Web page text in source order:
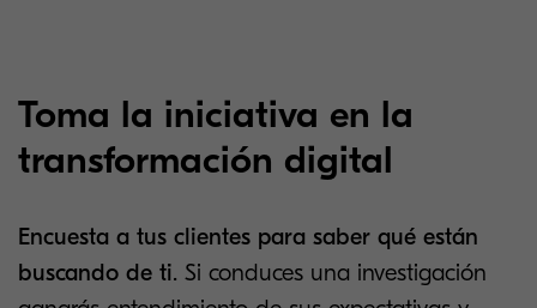
Toma la iniciativa en la
transformación digital
Encuesta a tus clientes para saber qué están
buscando de ti. Si conduces una investigación